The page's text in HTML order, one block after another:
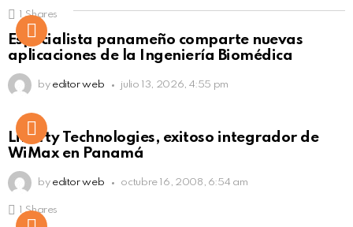
Click to view this post
Shares
Especialista panameño comparte nuevas
aplicaciones de la Ingeniería Biomédica
by editor web julio 13, 2026, 4:55 pm
Liberty Technologies, exitoso integrador de
WiMax en Panamá
by editor web octubre 16, 2008, 6:54 am
Shares